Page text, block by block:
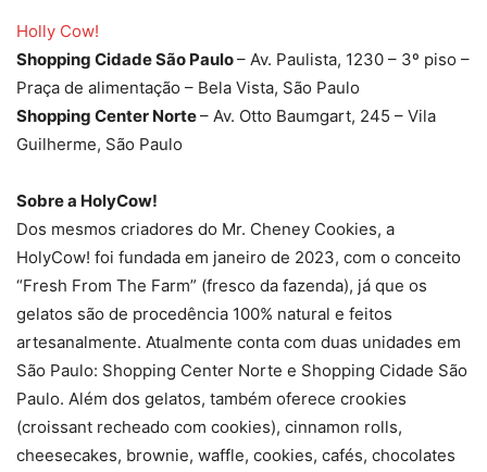
Holly Cow!
Shopping Cidade São Paulo– Av. Paulista, 1230 – 3º piso –
Praça de alimentação – Bela Vista, São Paulo
Shopping Center Norte– Av. Otto Baumgart, 245 – Vila
Guilherme, São Paulo
Sobre a HolyCow!
Dos mesmos criadores do Mr. Cheney Cookies, a
HolyCow! foi fundada em janeiro de 2023, com o conceito
“Fresh From The Farm” (fresco da fazenda), já que os
gelatos são de procedência 100% natural e feitos
artesanalmente. Atualmente conta com duas unidades em
São Paulo: Shopping Center Norte e Shopping Cidade São
Paulo. Além dos gelatos, também oferece crookies
(croissant recheado com cookies), cinnamon rolls,
cheesecakes, brownie, waffle, cookies, cafés, chocolates